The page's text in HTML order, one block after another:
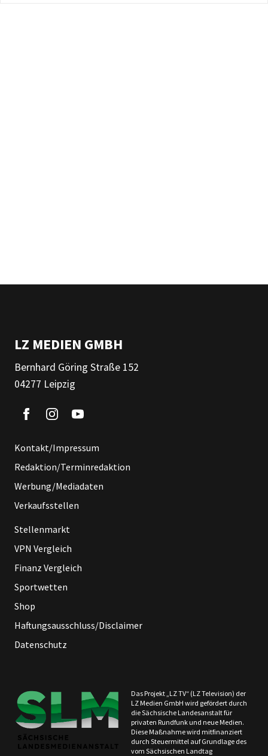
LZ MEDIEN GMBH
Bernhard Göring Straße 152
04277 Leipzig
Kontakt/Impressum
Redaktion/Terminredaktion
Werbung/Mediadaten
Verkaufsstellen
Stellenmarkt
VPN Vergleich
Finanz Vergleich
Sportwetten
Shop
Haftungsausschluss/Disclaimer
Datenschutz
Das Projekt „LZ TV“ (LZ Television) der
LZ Medien GmbH wird gefördert durch
die Sächsische Landesanstalt für
privaten Rundfunk und neue Medien.
Diese Maßnahme wird mitfinanziert
durch Steuermittel auf Grundlage des
vom Sächsischen Landtag